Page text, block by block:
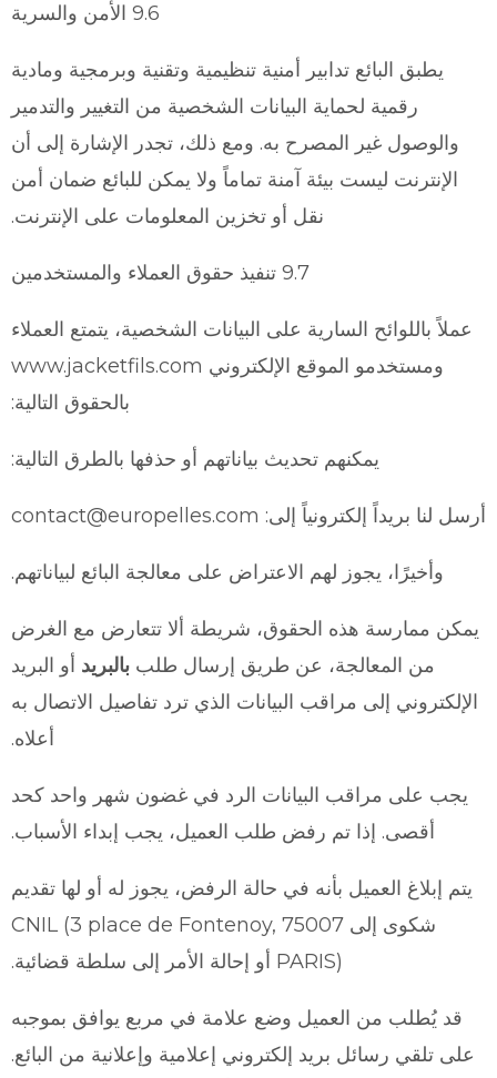
9.6 الأمن والسرية
يطبق البائع تدابير أمنية تنظيمية وتقنية وبرمجية ومادية
رقمية لحماية البيانات الشخصية من التغيير والتدمير
والوصول غير المصرح به. ومع ذلك، تجدر الإشارة إلى أن
الإنترنت ليست بيئة آمنة تماماً ولا يمكن للبائع ضمان أمن
نقل أو تخزين المعلومات على الإنترنت.
9.7 تنفيذ حقوق العملاء والمستخدمين
عملاً باللوائح السارية على البيانات الشخصية، يتمتع العملاء
ومستخدمو الموقع الإلكتروني www.jacketfils.com
بالحقوق التالية:
يمكنهم تحديث بياناتهم أو حذفها بالطرق التالية:
أرسل لنا بريداً إلكترونياً إلى: contact@europelles.com
وأخيرًا، يجوز لهم الاعتراض على معالجة البائع لبياناتهم.
يمكن ممارسة هذه الحقوق، شريطة ألا تتعارض مع الغرض
من المعالجة، عن طريق إرسال طلب بالبريد أو البريد
الإلكتروني إلى مراقب البيانات الذي ترد تفاصيل الاتصال به
أعلاه.
يجب على مراقب البيانات الرد في غضون شهر واحد كحد
أقصى. إذا تم رفض طلب العميل، يجب إبداء الأسباب.
يتم إبلاغ العميل بأنه في حالة الرفض، يجوز له أو لها تقديم
شكوى إلى CNIL (3 place de Fontenoy, 75007
PARIS) أو إحالة الأمر إلى سلطة قضائية.
قد يُطلب من العميل وضع علامة في مربع يوافق بموجبه
على تلقي رسائل بريد إلكتروني إعلامية وإعلانية من البائع.